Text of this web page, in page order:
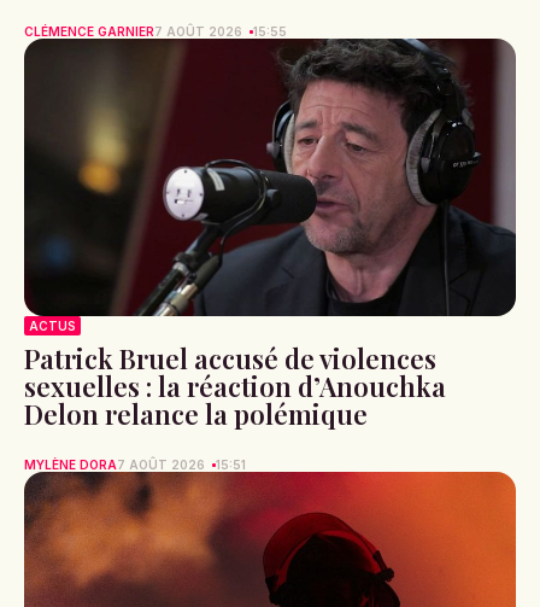
CLÉMENCE GARNIER7 AOÛT 2026 15:55
ACTUS
Patrick Bruel accusé de violences
sexuelles : la réaction d’Anouchka
Delon relance la polémique
MYLÈNE DORA7 AOÛT 2026 15:51